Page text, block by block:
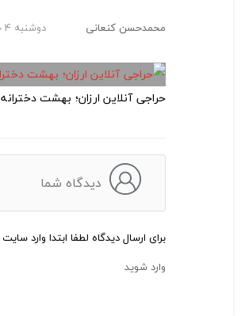
محمدحسن کنعانی دوشنبه 4 خرداد 05 | 17:46
حراجی آنلاین ارزان؛ بهشت
دیدگاه شما
برای ارسال دیدگاه لطفا ابتدا وارد
وارد شوید